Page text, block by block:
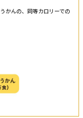
かんの、同等カロリーでの